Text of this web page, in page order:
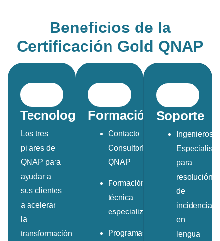
Beneficios de la
Certificación Gold QNAP
Tecnología
Los tres
pilares de
QNAP para
ayudar a
sus clientes
a acelerar
la
transformación
Formación
Contacto
Consultoría
QNAP
Formación
técnica
especializada
Programas
Soporte
Ingenieros
para
resolución
de
incidencias
en
lengua